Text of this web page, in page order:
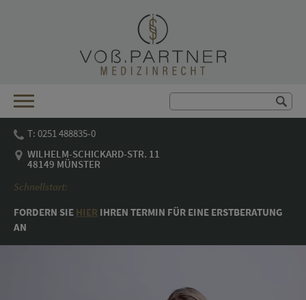
T: 0251 488835-0
WILHELM-SCHICKARD-STR. 11
48149 MÜNSTER
Schnellstart:
FORDERN SIE HIER IHREN TER­MIN FÜR EINE ERST­BE­RA­TUNG
AN